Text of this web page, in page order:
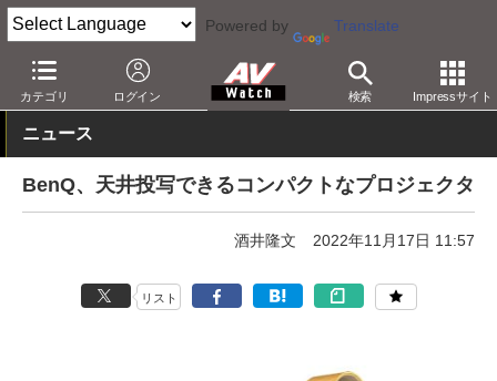
Powered by Translate
カテゴリ ログイン 検索 Impressサイト
AV Watch 製品 プロジェクタ BenQ
ニュース
BenQ、天井投写できるコンパクトなプロジェクタ
酒井隆文 2022年11月17日 11:57
リスト